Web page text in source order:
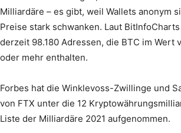
Milliardäre – es gibt, weil Wallets anonym
Preise stark schwanken. Laut
derzeit 98.180 Adressen, die BTC im Wert
oder mehr enthalten.
Forbes hat die Winklevoss-Zwillinge und
von FTX unter die 12
Liste der Milliardäre 2021 aufgenommen.